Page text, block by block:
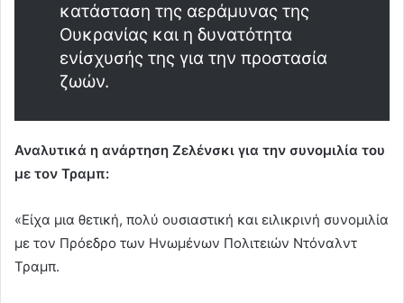
κατάσταση της αεράμυνας της
Ουκρανίας και η δυνατότητα
ενίσχυσής της για την προστασία
ζωών.
Αναλυτικά η ανάρτηση Ζελένσκι για την συνομιλία του
με τον Τραμπ:
«Είχα μια θετική, πολύ ουσιαστική και ειλικρινή συνομιλία
με τον Πρόεδρο των Ηνωμένων Πολιτειών Ντόναλντ
Τραμπ.